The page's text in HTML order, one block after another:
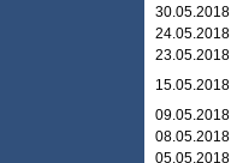
30.05.2018
24.05.2018
23.05.2018
15.05.2018
09.05.2018
08.05.2018
05.05.2018